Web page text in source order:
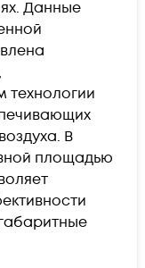
Данные
В
площадью